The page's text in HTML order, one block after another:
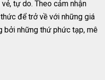
tự do. Theo cảm nhận
để trở về với những giá
bởi những thứ phức tạp, mê